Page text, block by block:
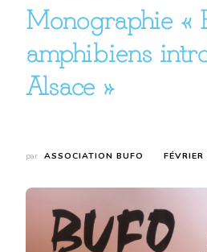
Monographie «
amphibiens
Alsace »
par ASSOCIATION BUFO